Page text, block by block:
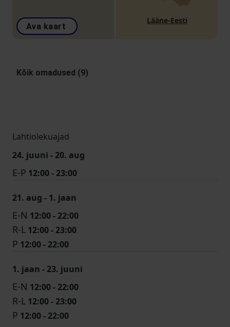
Ava kaart
Lääne-Eesti
Kõik omadused (9)
Lahtiolekuajad
24. juuni - 20. aug
E-P 12:00 - 23:00
21. aug - 1. jaan
E-N 12:00 - 22:00
R-L 12:00 - 23:00
P 12:00 - 22:00
1. jaan - 23. juuni
E-N 12:00 - 22:00
R-L 12:00 - 23:00
P 12:00 - 22:00